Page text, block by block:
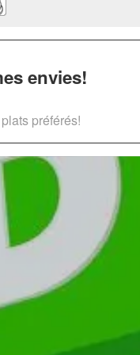
envies!
préférés!